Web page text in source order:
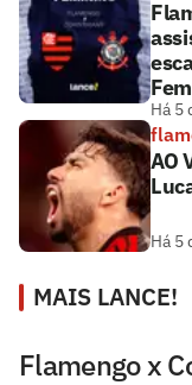
Há 5
AO
Há 5
MAIS LANCE!
Flamengo x